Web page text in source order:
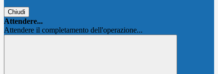
Chiudi
Attendere...
Attendere il completamento dell'operazione...